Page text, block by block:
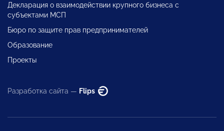
Декларация о взаимодействии крупного бизнеса с
субъектами МСП
Бюро по защите прав предпринимателей
Образование
Проекты
Разработка сайта — Flips